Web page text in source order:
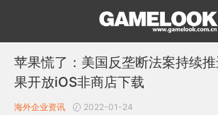
苹果慌了：美国反垄断法案持续
果开放iOS非商店下载
海外企业资讯 2022-01-24